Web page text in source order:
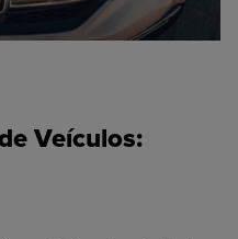
Veículos: